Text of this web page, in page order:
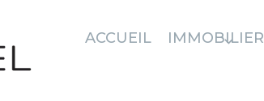
ACCUEIL IMMOBILIER